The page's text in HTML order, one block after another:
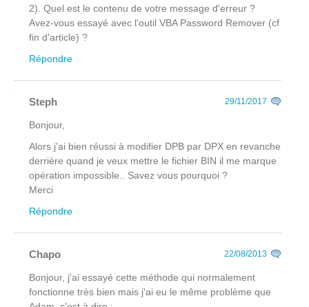
2). Quel est le contenu de votre message d'erreur ?
Avez-vous essayé avec l'outil VBA Password Remover (cf
fin d'article) ?
Répondre
Steph 29/11/2017
Bonjour,
Alors j'ai bien réussi à modifier DPB par DPX en revanche
derrière quand je veux mettre le fichier BIN il me marque
opération impossible.. Savez vous pourquoi ?
Merci
Répondre
Chapo 22/08/2013
Bonjour, j'ai essayé cette méthode qui normalement
fonctionne très bien mais j'ai eu le même problème que